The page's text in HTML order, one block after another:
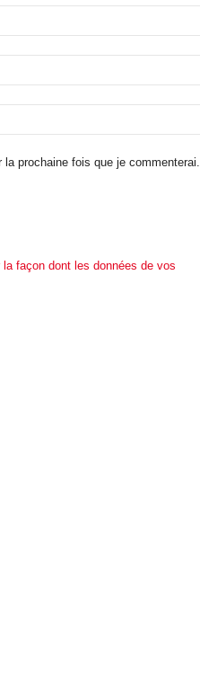
prochaine fois que je commenterai.
façon dont les données de vos